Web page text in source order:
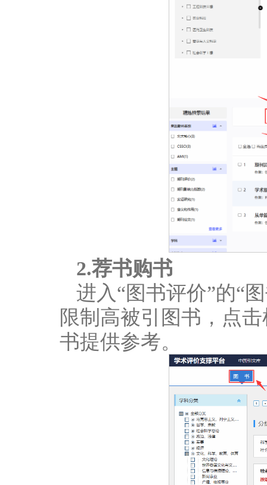
2.荐书购书
进入“图书评价”的“
限制高被引图书，点
书提供参考。